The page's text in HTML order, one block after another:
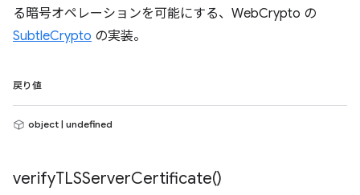
る暗号オペレーションを可能にする、WebCrypto の
SubtleCrypto の実装。
戻り値
object | undefined
verifyTLSServerCertificate()